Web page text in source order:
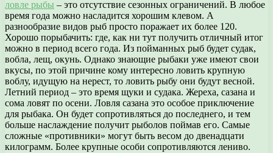
ловле рыбы – это отсутствие сезонных ограничений. В любое
время года можно насладится хорошим клевом. А
разнообразие видов рыб просто поражает их более 120.
Хорошо порыбачить: где, как ни тут получить отличный итог
можно в период всего года. Из пойманных рыб будет судак,
вобла, лещ, окунь. Однако знающие рыбаки уже имеют свои
вкусы, по этой причине кому интересно ловить крупную
воблу, идущую на нерест, то ловить рыбу они будут весной.
Летний период – это время щуки и судака. Жереха, сазана и
сома ловят по осени. Ловля сазана это особое приключение
для рыбака. Он будет сопротивляться до последнего, и тем
больше наслаждение получит рыболов поймав его. Самые
сложные «противники» могут быть весом до двенадцати
килограмм. Более крупные особи сопротивляются лениво.